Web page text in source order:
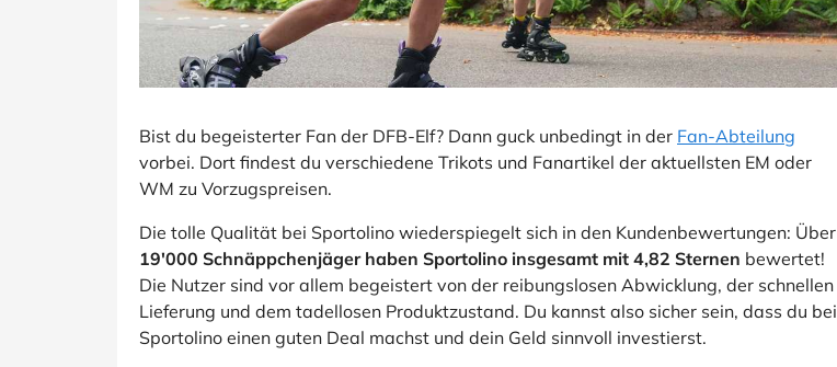
Bist du begeisterter Fan der DFB-Elf? Dann guck unbedingt in der Fan-Abteilung
vorbei. Dort findest du verschiedene Trikots und Fanartikel der aktuellsten EM oder
WM zu Vorzugspreisen.
Die tolle Qualität bei Sportolino wiederspiegelt sich in den Kundenbewertungen: Über
19'000 Schnäppchenjäger haben Sportolino insgesamt mit 4,82 Sternen bewertet!
Die Nutzer sind vor allem begeistert von der reibungslosen Abwicklung, der schnellen
Lieferung und dem tadellosen Produktzustand. Du kannst also sicher sein, dass du bei
Sportolino einen guten Deal machst und dein Geld sinnvoll investierst.